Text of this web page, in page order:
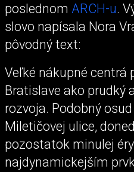
poslednom ARCH-u.
slovo napísala Nora
pôvodný text:
Veľké nákupné centrá
Bratislave ako prudký
rozvoja. Podobný
Miletičovej ulice,
pozostatok minulej
najdynamickejším